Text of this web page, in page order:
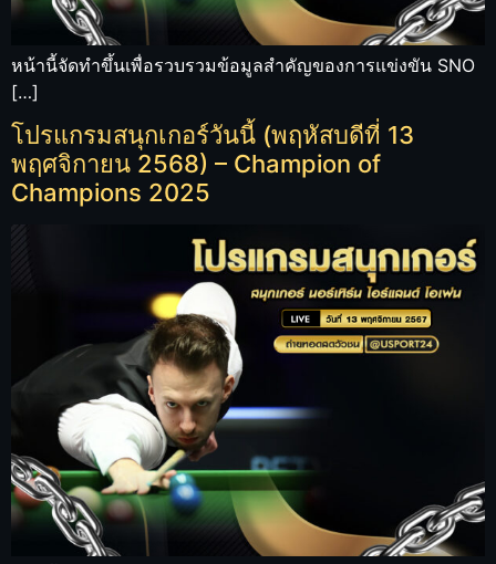
หน้านี้จัดทำขึ้นเพื่อรวบรวมข้อมูลสำคัญของการแข่งขัน SNO
[…]
โปรแกรมสนุกเกอร์วันนี้ (พฤหัสบดีที่ 13
พฤศจิกายน 2568) – Champion of
Champions 2025